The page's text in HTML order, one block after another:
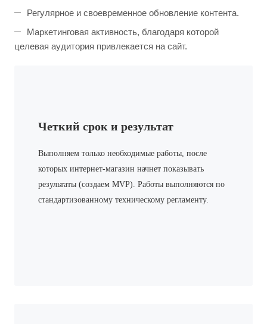
Регулярное и своевременное обновление контента.
Маркетинговая активность, благодаря которой
целевая аудитория привлекается на сайт.
Четкий срок и результат
Выполняем только необходимые работы, после
которых интернет-магазин начнет показывать
результаты (создаем MVP). Работы выполняются по
стандартизованному техническому регламенту.